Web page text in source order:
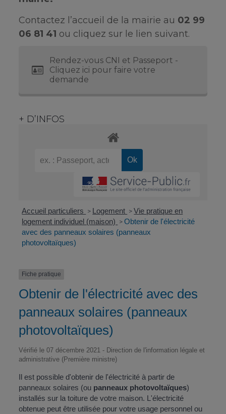
Contactez l’accueil de la mairie au 02 99
06 81 41 ou cliquez sur le lien suivant.
Rendez-vous CNI et Passeport -
Cliquez ici pour faire votre
demande
+ D’INFOS
Accueil particuliers > Logement > Vie pratique en
logement individuel (maison) > Obtenir de l'électricité
avec des panneaux solaires (panneaux
photovoltaïques)
Fiche pratique
Obtenir de l'électricité avec des
panneaux solaires (panneaux
photovoltaïques)
Vérifié le 07 décembre 2021 - Direction de l'information légale et
administrative (Première ministre)
Il est possible d'obtenir de l'électricité à partir de
panneaux solaires (ou panneaux photovoltaïques)
installés sur la toiture de votre maison. L'électricité
obtenue peut être utilisée pour votre usage personnel ou